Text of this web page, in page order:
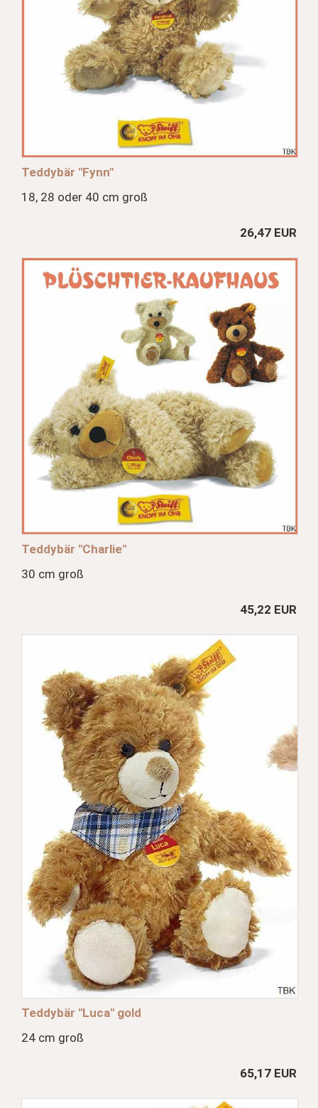
Teddybär "Fynn"
18, 28 oder 40 cm groß
26,47 EUR
Teddybär "Charlie"
30 cm groß
45,22 EUR
Teddybär "Luca" gold
24 cm groß
65,17 EUR